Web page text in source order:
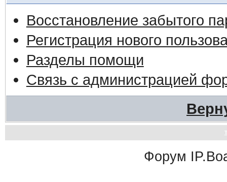
Восстановление забытого
Регистрация нового
Разделы помощи
Связь с администрацией
Форум